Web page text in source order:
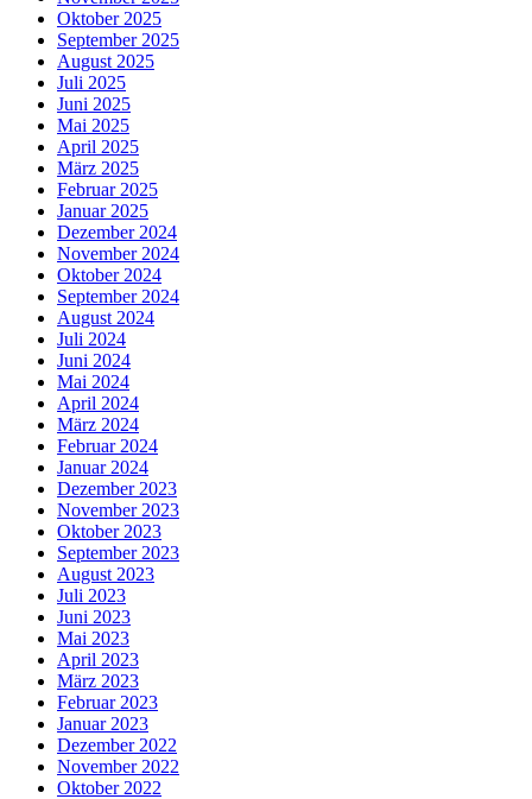
Oktober 2025
September 2025
August 2025
Juli 2025
Juni 2025
Mai 2025
April 2025
März 2025
Februar 2025
Januar 2025
Dezember 2024
November 2024
Oktober 2024
September 2024
August 2024
Juli 2024
Juni 2024
Mai 2024
April 2024
März 2024
Februar 2024
Januar 2024
Dezember 2023
November 2023
Oktober 2023
September 2023
August 2023
Juli 2023
Juni 2023
Mai 2023
April 2023
März 2023
Februar 2023
Januar 2023
Dezember 2022
November 2022
Oktober 2022